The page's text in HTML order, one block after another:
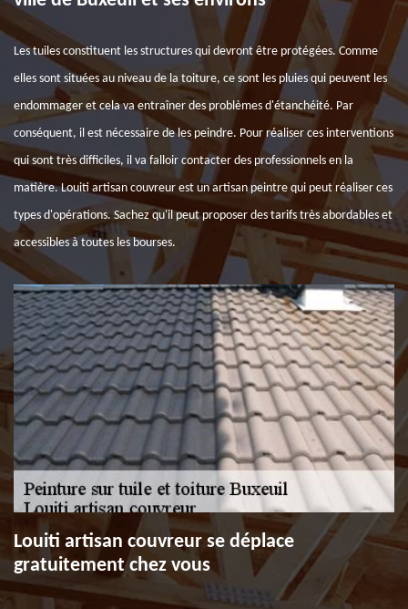
Les tuiles constituent les structures qui devront être protégées. Comme
elles sont situées au niveau de la toiture, ce sont les pluies qui peuvent les
endommager et cela va entraîner des problèmes d'étanchéité. Par
conséquent, il est nécessaire de les peindre. Pour réaliser ces interventions
qui sont très difficiles, il va falloir contacter des professionnels en la
matière. Louiti artisan couvreur est un artisan peintre qui peut réaliser ces
types d'opérations. Sachez qu'il peut proposer des tarifs très abordables et
accessibles à toutes les bourses.
Louiti artisan couvreur se déplace
gratuitement chez vous